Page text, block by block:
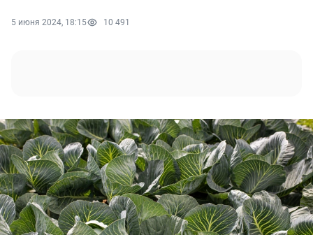
5 июня 2024, 18:15 10 491